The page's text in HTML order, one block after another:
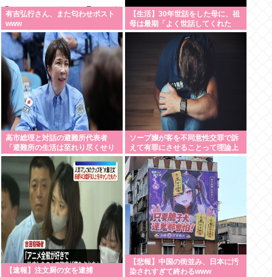
有吉弘行さん、また匂わせポスト
www
【生活】30年世話をした母に、祖
母は最期「よく世話してくれた
ね。ずっと嫌いだったのが残念だ
よ」と言って死んだ
高市総理と対話の避難所代表者
「避難所の生活は至れり尽くせり
で全く不自由ない、ありがとう！
日本人でよかった！」
ソープ嬢が客を不同意性交罪で訴
えて有罪にさせることって理論上
可能？
【速報】注文厨の女を逮捕
【悲報】中国の街並み、日本に汚
染されすぎて終わるwww